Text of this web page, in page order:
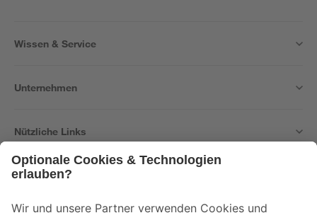
Wissen & Service
Unternehmen
Nützliche Links
Der toom Newsletter: Keine Angebote und Aktionen mehr verpassen!